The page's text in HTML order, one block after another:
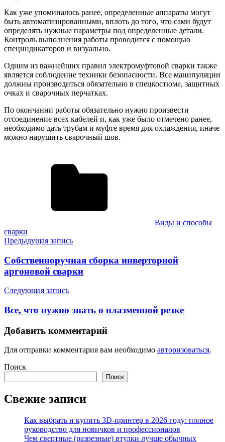
Как уже упоминалось ранее, определенные аппараты могут
быть автоматизированными, вплоть до того, что сами будут
определять нужные параметры под определенные детали.
Контроль выполнения работы проводится с помощью
специндикаторов и визуально.
Одним из важнейших правил электромуфтовой сварки также
является соблюдение техники безопасности. Все манипуляции
должны производиться обязательно в спецкостюме, защитных
очках и сварочных перчатках.
По окончании работы обязательно нужно произвести
отсоединение всех кабелей и, как уже было отмечено ранее,
необходимо дать трубам и муфте время для охлаждения, иначе
можно нарушить сварочный шов.
Виды и способы
сварки
Навигация
по
записям
Предыдущая запись
Собственноручная сборка инверторной
аргоновой сварки
Следующая запись
Все, что нужно знать о плазменной резке
Добавить комментарий
Для отправки комментария вам необходимо авторизоваться.
Поиск
Поиск
Свежие записи
Как выбрать и купить 3D-принтер в 2026 году: полное
руководство для новичков и профессионалов
Чем свертные (разрезные) втулки лучше обычных